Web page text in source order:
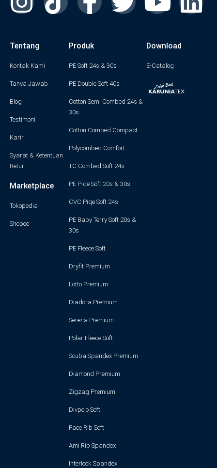
I
n
s
t
a
g
r
a
m
F
a
c
e
b
o
o
k
-
f
T
t
e
r
Y
o
u
t
L
Tentang
Kontak Kami
Tanya Jawab
Blog
Testimoni
Karir
Syarat & Ketentuan
Retur
Marketplace
Tokopedia
Shopee
Produk
PE Soft 24s & 30s
PE Double Soft 40s
Cotton Semi Combed 24s &
30s
Cotton Combed Compact
Polycombed Comfort
TC Combed Soft 24s
PE Piqe Soft 20s & 30s
CVC Piqe Soft 24s
PE Baby Terry Soft 20s &
30s
PE Fleece Soft
Dryfit Premium
Lotto Premium
Diadora Premium
Serena Premium
Polar Fleece Soft
Scuba Spandex Premium
Diamond Premium
Zigzag Premium
Divpolo Soft
Face Rib Soft
Ami Rib Spandex
Interlock Spandex
Download
E-Catalog